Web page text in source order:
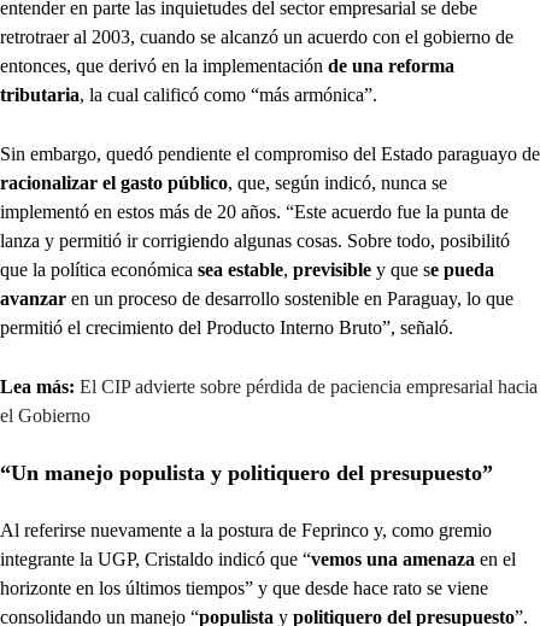
entender en parte las inquietudes del sector empresarial se debe
retrotraer al 2003, cuando se alcanzó un acuerdo con el gobierno de
entonces, que derivó en la implementación de una reforma
tributaria, la cual calificó como “más armónica”.
Sin embargo, quedó pendiente el compromiso del Estado paraguayo de
racionalizar el gasto público, que, según indicó, nunca se
implementó en estos más de 20 años. “Este acuerdo fue la punta de
lanza y permitió ir corrigiendo algunas cosas. Sobre todo, posibilitó
que la política económica sea estable, previsible y que se pueda
avanzar en un proceso de desarrollo sostenible en Paraguay, lo que
permitió el crecimiento del Producto Interno Bruto”, señaló.
Lea más: El CIP advierte sobre pérdida de paciencia empresarial hacia
el Gobierno
“Un manejo populista y politiquero del presupuesto”
Al referirse nuevamente a la postura de Feprinco y, como gremio
integrante la UGP, Cristaldo indicó que “vemos una amenaza en el
horizonte en los últimos tiempos” y que desde hace rato se viene
consolidando un manejo “populista y politiquero del presupuesto”.